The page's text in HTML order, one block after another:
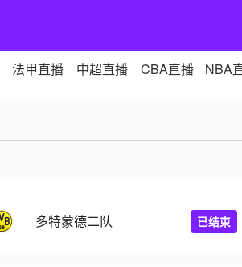
法甲直播 中超直播 CBA直播 NBA
多特蒙德二队 已结束